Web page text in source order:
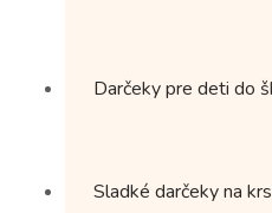
Darčeky pre deti do
Sladké darčeky na